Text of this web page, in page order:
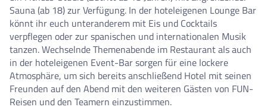
Sauna (ab 18) zur Verfügung. In der hoteleigenen Lounge Bar
könnt ihr euch unteranderem mit Eis und Cocktails
verpflegen oder zur spanischen und internationalen Musik
tanzen. Wechselnde Themenabende im Restaurant als auch
in der hoteleigenen Event-Bar sorgen für eine lockere
Atmosphäre, um sich bereits anschließend Hotel mit seinen
Freunden auf den Abend mit den weiteren Gästen von FUN-
Reisen und den Teamern einzustimmen.